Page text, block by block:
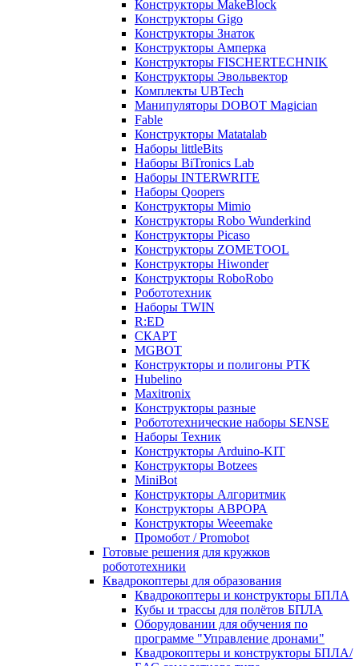
Конструкторы MakeBlock
Конструкторы Gigo
Конструкторы Знаток
Конструкторы Амперка
Конструкторы FISCHERTECHNIK
Конструкторы Эвольвектор
Комплекты UBTech
Манипуляторы DOBOT Magician
Fable
Конструкторы Matatalab
Наборы littleBits
Наборы BiTronics Lab
Наборы INTERWRITE
Наборы Qoopers
Конструкторы Mimio
Конструкторы Robo Wunderkind
Конструкторы Picaso
Конструкторы ZOMETOOL
Конструкторы Hiwonder
Конструкторы RoboRobo
Робототехник
Наборы TWIN
R:ED
СКАРТ
MGBOT
Конструкторы и полигоны РТК
Hubelino
Maxitronix
Конструкторы разные
Робототехнические наборы SENSE
Наборы Техник
Конструкторы Arduino-KIT
Конструкторы Botzees
MiniBot
Конструкторы Алгоритмик
Конструкторы АВРОРА
Конструкторы Weeemake
Промобот / Promobot
Готовые решения для кружков
робототехники
Квадрокоптеры для образования
Квадрокоптеры и конструкторы БПЛА
Кубы и трассы для полётов БПЛА
Оборудовании для обучения по
программе "Управление дронами"
Квадрокоптеры и конструкторы БПЛА/